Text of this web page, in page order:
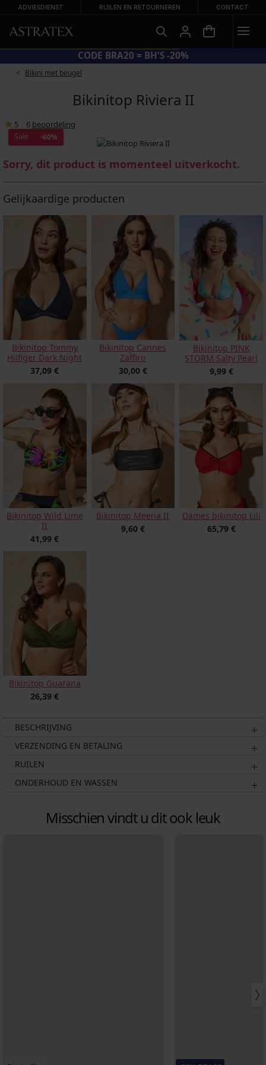
ADVIESDIENST RUILEN EN RETOURNEREN CONTACT
CODE BRA20 = BH'S -20%
Bikini met beugel
Bikinitop Riviera II
5 6 beoordeling
Sale -60%
Sorry, dit product is momenteel uitverkocht.
Gelijkaardige producten
Bikinitop Tommy
Hilfiger Dark Night
37,09 €
Bikinitop Cannes
Zaffiro
30,00 €
Bikinitop PINK
STORM Salty Pearl
9,99 €
Bikinitop Wild Lime
II
41,99 €
Bikinitop Meena II
9,60 €
Dames bikinitop Lili
65,79 €
Bikinitop Guarana
26,39 €
BESCHRIJVING
VERZENDING EN BETALING
RUILEN
ONDERHOUD EN WASSEN
Misschien vindt u dit ook leuk